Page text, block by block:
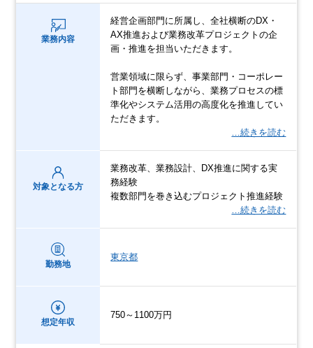
業務内容
経営企画部門に所属し、全社横断のDX・
AX推進および業務改革プロジェクトの企
画・推進を担当いただきます。
営業領域に限らず、事業部門・コーポレー
ト部門を横断しながら、業務プロセスの標
準化やシステム活用の高度化を推進してい
ただきます。
…続きを読む
対象となる方
業務改革、業務設計、DX推進に関する実
務経験
複数部門を巻き込むプロジェクト推進経験
…続きを読む
勤務地
東京都
想定年収
750～1100万円